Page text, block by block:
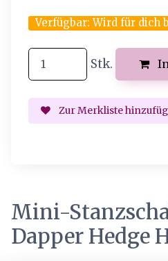
Verfügbar:Wird für dich
Stk.
Zur Merkliste
Mini-
Dapper Hedge